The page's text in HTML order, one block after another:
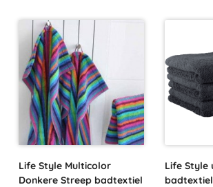
Life Style Multicolor
Donkere Streep badtextiel
Life Style
badtextiel